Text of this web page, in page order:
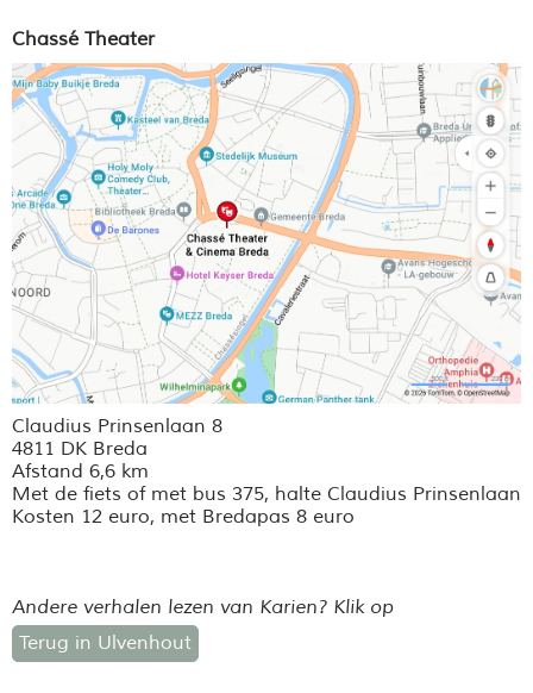
Chassé Theater
Claudius Prinsenlaan 8
4811 DK Breda
Afstand 6,6 km
Met de fiets of met bus 375, halte Claudius Prinsenlaan
Kosten 12 euro, met Bredapas 8 euro
Andere verhalen lezen van Karien? Klik op
Terug in Ulvenhout